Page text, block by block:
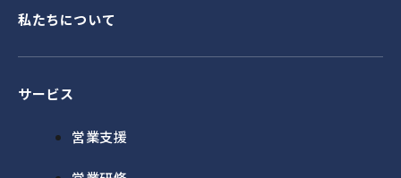
私たちについて
サービス
営業支援